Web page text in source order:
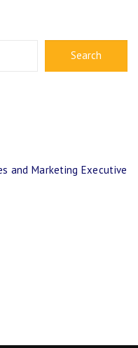
Search
Marketing Executive